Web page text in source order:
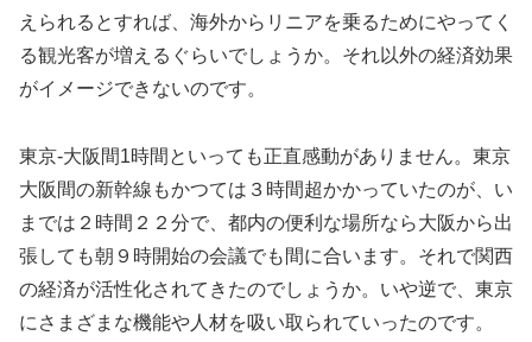
えられるとすれば、海外からリニアを乗るためにやってく
る観光客が増えるぐらいでしょうか。それ以外の経済効果
がイメージできないのです。
東京-大阪間1時間といっても正直感動がありません。東京
大阪間の新幹線もかつては３時間超かかっていたのが、い
までは２時間２２分で、都内の便利な場所なら大阪から出
張しても朝９時開始の会議でも間に合います。それで関西
の経済が活性化されてきたのでしょうか。いや逆で、東京
にさまざまな機能や人材を吸い取られていったのです。